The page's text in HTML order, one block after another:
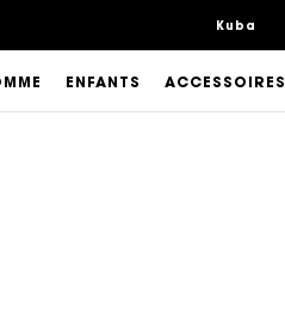
Kuba
ENFANTS ACCESSOIRES